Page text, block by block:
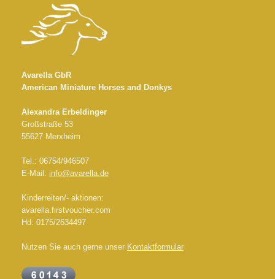
Avarella GbR
American Miniature Horses and Donkys
Alexandra Erbeldinger
Großstraße 53
55627 Merxheim
Tel.: 06754/946507
E-Mail: info@avarella.de
Kinderreiten/- aktionen:
avarella.firstvoucher.com
Hd: 0175/2634497
Nutzen Sie auch gerne unser Kontaktformular